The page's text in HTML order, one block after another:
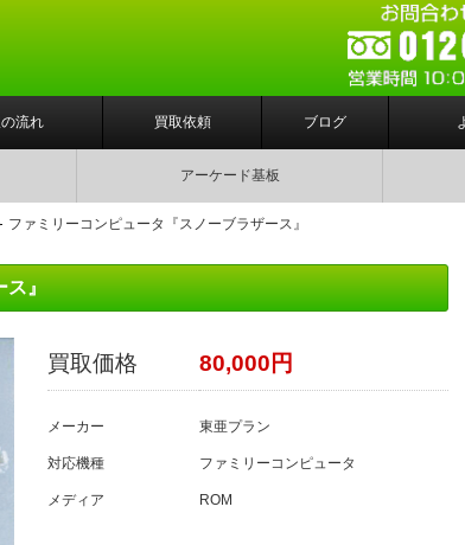
流れ 買取依頼 ブログ
アーケード基板
ファミリーコンピュータ『スノーブラザース』
ス』
買取価格 80,000円
メーカー 東亜プラン
対応機種 ファミリーコンピュータ
メディア ROM